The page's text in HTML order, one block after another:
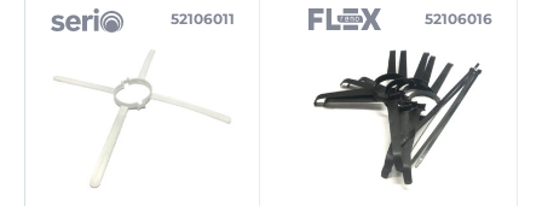
52106011 52106016